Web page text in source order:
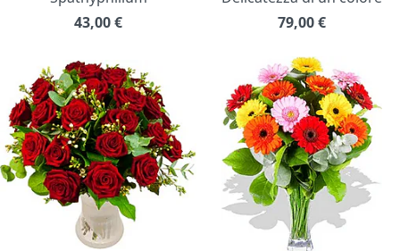
43,00€
79,00€